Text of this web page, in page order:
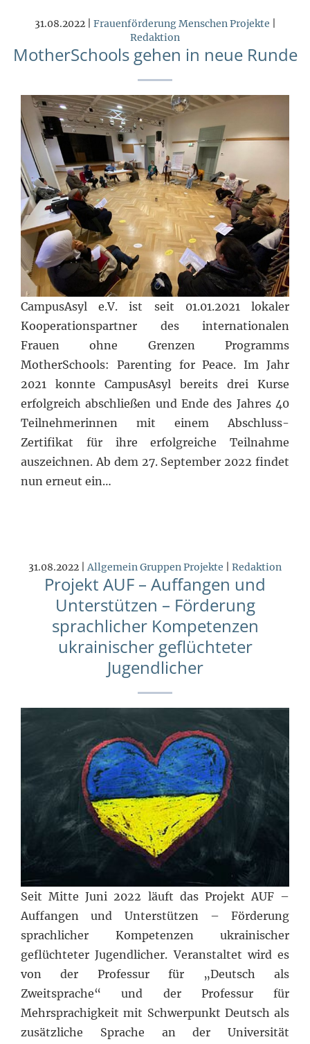
31.08.2022 | FrauenförderungMenschenProjekte
Redaktion
MotherSchools gehen in neue Runde
CampusAsyl e.V. ist seit 01.01.2021 lokaler
Kooperationspartner des internationalen
Frauen ohne Grenzen Programms
MotherSchools: Parenting for Peace. Im Jahr
2021 konnte CampusAsyl bereits drei Kurse
erfolgreich abschließen und Ende des Jahres 40
Teilnehmerinnen mit einem Abschluss-
Zertifikat für ihre erfolgreiche Teilnahme
auszeichnen. Ab dem 27. September 2022 findet
nun erneut ein…
31.08.2022 | Allgemein Gruppen Projekte Redaktion
Projekt AUF – Auffangen und
Unterstützen – Förderung
sprachlicher Kompetenzen
ukrainischer geflüchteter
Jugendlicher
Seit Mitte Juni 2022 läuft das Projekt AUF –
Auffangen und Unterstützen – Förderung
sprachlicher Kompetenzen ukrainischer
geflüchteter Jugendlicher. Veranstaltet wird es
von der Professur für „Deutsch als
Zweitsprache“ und der Professur für
Mehrsprachigkeit mit Schwerpunkt Deutsch als
zusätzliche Sprache an der Universität